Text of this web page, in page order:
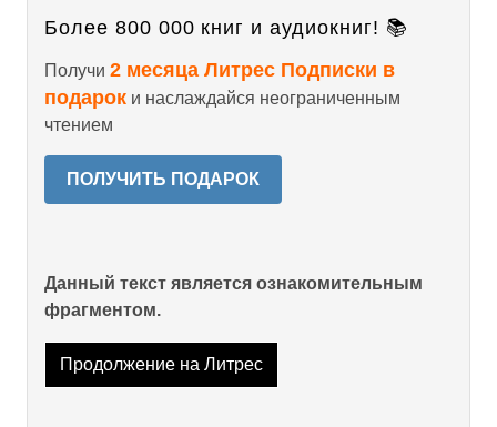
Более 800 000 книг и аудиокниг! 📚
Получи 2 месяца Литрес Подписки в
подарок и наслаждайся неограниченным
чтением
ПОЛУЧИТЬ ПОДАРОК
Данный текст является ознакомительным
фрагментом.
Продолжение на Литрес